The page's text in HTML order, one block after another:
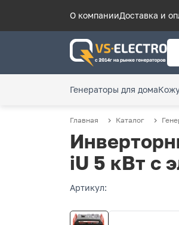
О компанииДоставка и
Генераторы для дома
Главная Каталог
iU 5 кВт с
Артикул: